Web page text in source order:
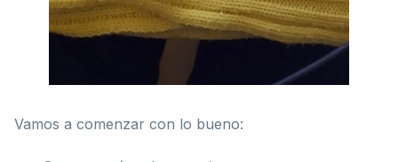
Vamos a comenzar con lo bueno: